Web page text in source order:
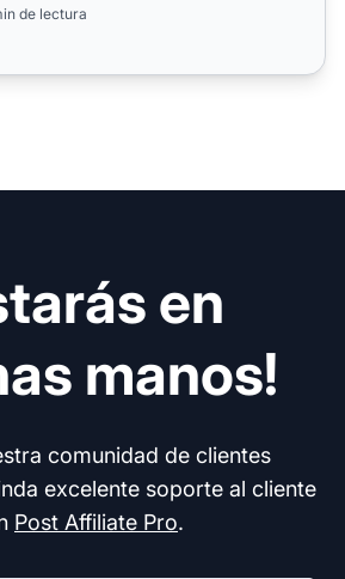
de lectura
en
manos!
comunidad de clientes
excelente soporte al cliente
Post Affiliate Pro.